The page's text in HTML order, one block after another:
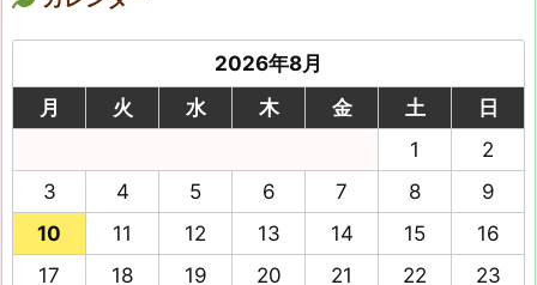
2026年8月
月
火 水 木 金 土
日
1
2
3
4 5 6 7 8
9
10
11 12 13 14 15
16
17
18 19 20 21 22
23